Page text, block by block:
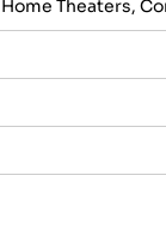
Theaters,